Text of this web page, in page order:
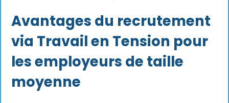
Avantages du recrutement
via Travail en Tension pour
les employeurs de taille
moyenne